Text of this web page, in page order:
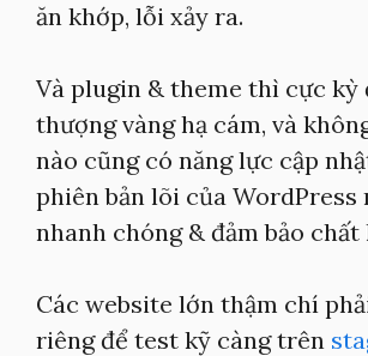
ăn khớp, lỗi xảy ra.
Và plugin & theme thì cực kỳ
thượng vàng hạ cám, và
nào cũng có năng lực cập
phiên bản lõi của WordPress
nhanh chóng & đảm bảo
Các website lớn thậm chí
riêng để test kỹ càng trên